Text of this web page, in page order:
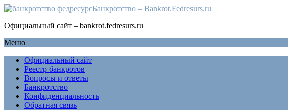
Банкротство – Bankrot.Fedresurs.ru
Официальный сайт – bankrot.fedresurs.ru
Меню
Официальный сайт
Реестр банкротов
Вопросы и ответы
Банкротство
Конфиденциальность
Обратная связь